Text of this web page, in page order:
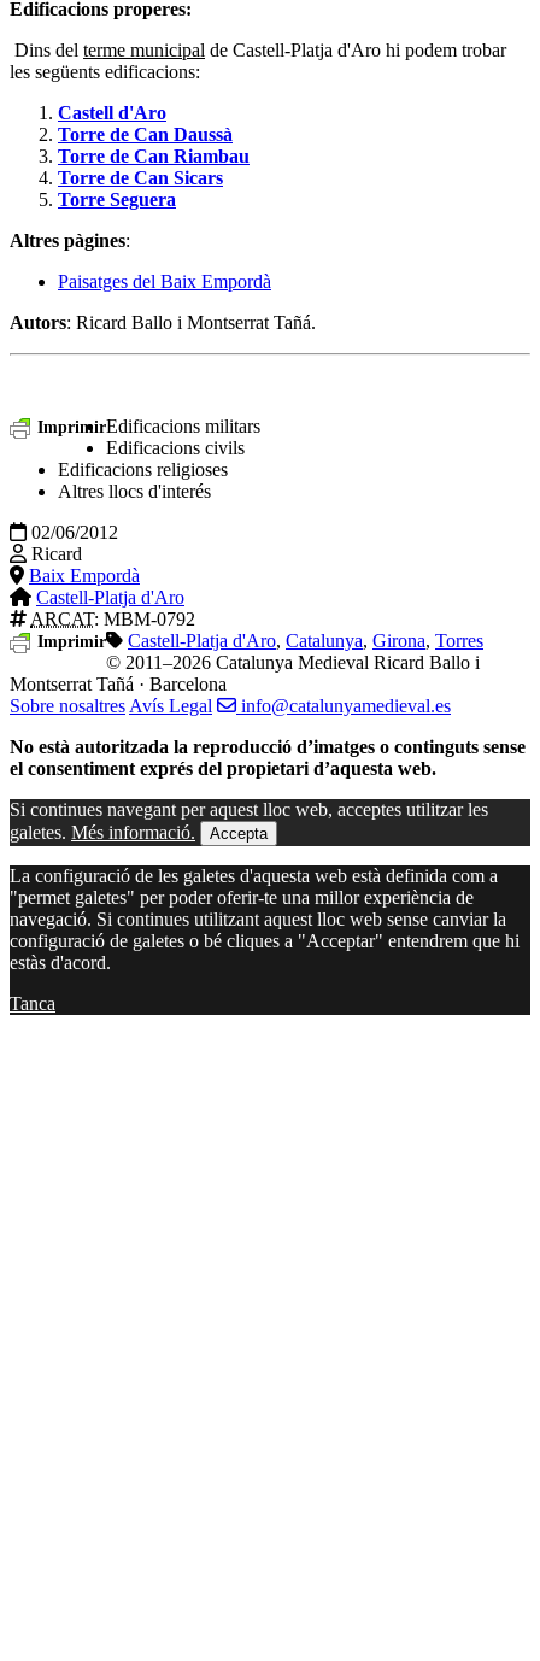
Edificacions properes:
Dins del terme municipal de Castell-Platja d'Aro hi podem trobar
les següents edificacions:
Castell d'Aro
Torre de Can Daussà
Torre de Can Riambau
Torre de Can Sicars
Torre Seguera
Altres pàgines:
Paisatges del Baix Empordà
Autors: Ricard Ballo i Montserrat Tañá.
ImprimirEdificacions militars
Edificacions civils
Edificacions religioses
Altres llocs d'interés
02/06/2012
Ricard
Baix Empordà
Castell-Platja d'Aro
ARCAT: MBM-0792
Imprimir Castell-Platja d'Aro, Catalunya, Girona, Torres
© 2011–2026 Catalunya Medieval Ricard Ballo i
Montserrat Tañá · Barcelona
Sobre nosaltres Avís Legal
info@catalunyamedieval.es
No està autoritzada la reproducció d’imatges o continguts sense
el consentiment exprés del propietari d’aquesta web.
Si continues navegant per aquest lloc web, acceptes utilitzar les
galetes. Més informació. Accepta
La configuració de les galetes d'aquesta web està definida com a
"permet galetes" per poder oferir-te una millor experiència de
navegació. Si continues utilitzant aquest lloc web sense canviar la
configuració de galetes o bé cliques a "Acceptar" entendrem que hi
estàs d'acord.
Tanca